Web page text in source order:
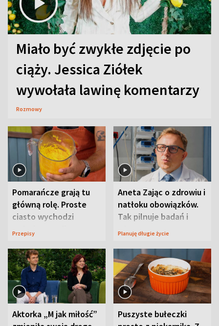
Miało być zwykłe zdjęcie po
ciąży. Jessica Ziółek
wywołała lawinę komentarzy
Rozmowy
Pomarańcze grają tu
główną rolę. Proste
ciasto wychodzi
wyjątkowo wilgotne
Przepisy
Aneta Zając o zdrowiu i
natłoku obowiązków.
Tak pilnuje badań i
wizyt
Planuję długie życie
Aktorka „M jak miłość”
Puszyste bułeczki